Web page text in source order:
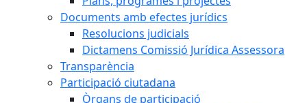
Documents amb efectes jurídics
Resolucions judicials
Dictamens Comissió Jurídica Assessora
Transparència
Participació ciutadana
Òrgans de participació